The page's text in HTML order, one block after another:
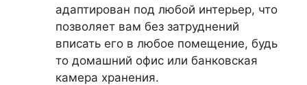
адаптирован под любой интерьер, что
позволяет вам без затруднений
вписать его в любое помещение, будь
то домашний офис или банковская
камера хранения.